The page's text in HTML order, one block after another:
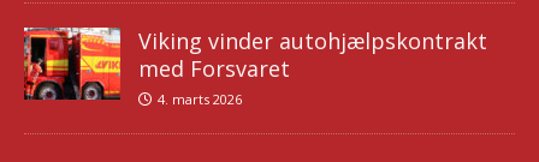
Viking vinder autohjælpskontrakt
med Forsvaret
4. marts 2026